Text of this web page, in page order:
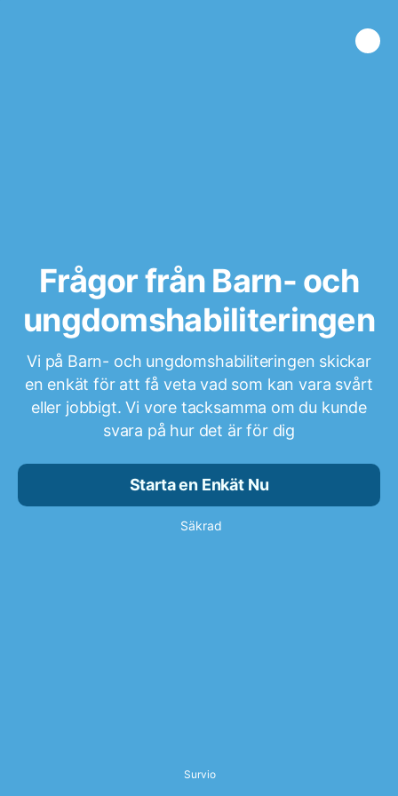
Frågor från Barn- och
ungdomshabiliteringen
Vi på Barn- och ungdomshabiliteringen skickar
en enkät för att få veta vad som kan vara svårt
eller jobbigt. Vi vore tacksamma om du kunde
svara på hur det är för dig
Starta en Enkät Nu
Säkrad
Survio